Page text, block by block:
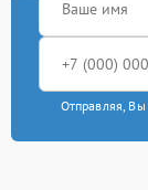
Отправляя, Вы